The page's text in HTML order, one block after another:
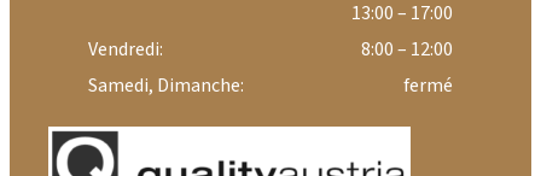
13:00 – 17:00
Vendredi:
8:00 – 12:00
Samedi, Dimanche:
fermé